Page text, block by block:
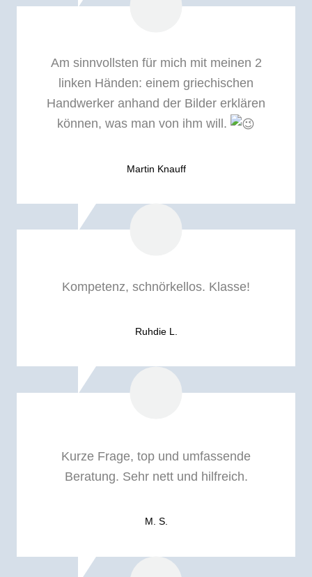
Am sinnvollsten für mich mit meinen 2
linken Händen: einem griechischen
Handwerker anhand der Bilder erklären
können, was man von ihm will.
Martin Knauff
Kompetenz, schnörkellos. Klasse!
Ruhdie L.
Kurze Frage, top und umfassende
Beratung. Sehr nett und hilfreich.
M. S.